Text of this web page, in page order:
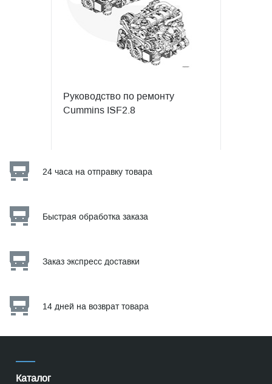
Руководство по ремонту
Cummins ISF2.8
24 часа на отправку товара
Быстрая обработка заказа
Заказ экспресс доставки
14 дней на возврат товара
Каталог